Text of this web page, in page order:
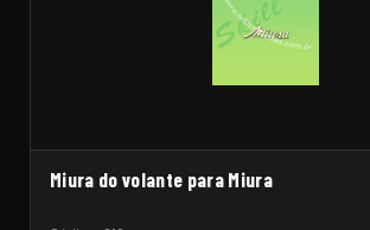
Miura do volante para Miura